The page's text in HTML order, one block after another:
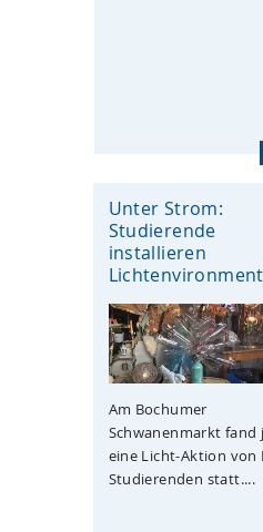
Unter Strom:
Studierende
installieren
Lichtenvironment
Am Bochumer
Schwanenmarkt fand
eine Licht-Aktion von
Studierenden statt....